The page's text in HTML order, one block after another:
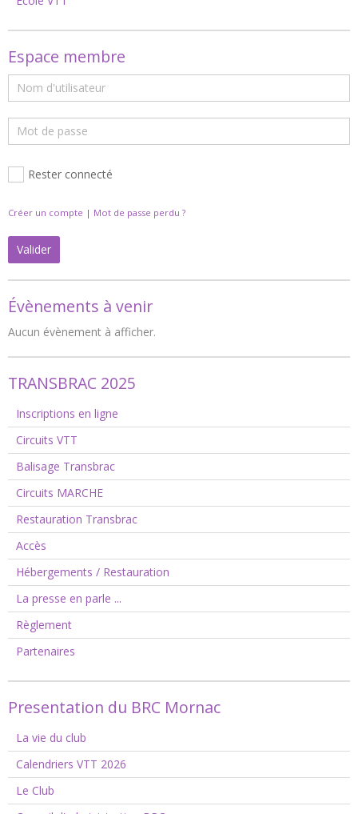
Espace membre
Rester connecté
Créer un compte | Mot de passe perdu ?
Valider
Évènements à venir
Aucun évènement à afficher.
TRANSBRAC 2025
Inscriptions en ligne
Circuits VTT
Balisage Transbrac
Circuits MARCHE
Restauration Transbrac
Accès
Hébergements / Restauration
La presse en parle ...
Règlement
Partenaires
Presentation du BRC Mornac
La vie du club
Calendriers VTT 2026
Le Club